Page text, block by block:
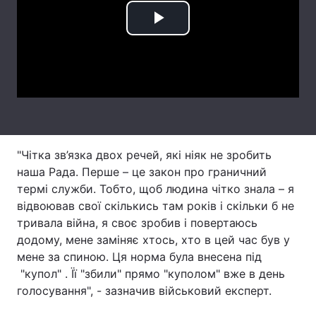
Play
"Чітка зв’язка двох речей, які ніяк не зробить
наша Рада. Перше – це закон про граничний
термі служби. Тобто, щоб людина чітко знала – я
відвоював свої скількись там років і скільки б не
тривала війна, я своє зробив і повертаюсь
додому, мене заміняє хтось, хто в цей час був у
мене за спиною. Ця норма була внесена під
"купол" . Її "збили" прямо "куполом" вже в день
голосування", - зазначив військовий експерт.